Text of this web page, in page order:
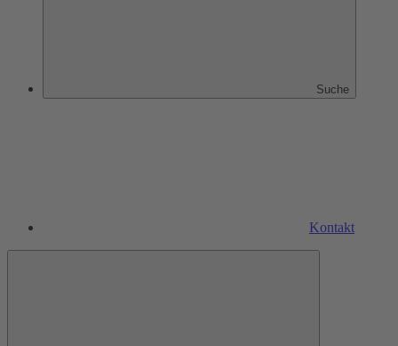
Suche
Kontakt